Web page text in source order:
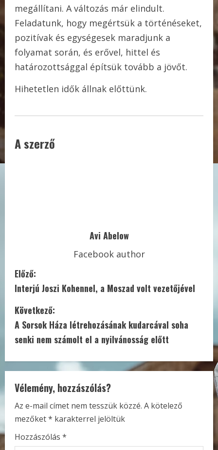
megállítani. A változás már elindult.
Feladatunk, hogy megértsük a történéseket,
pozitívak és egységesek maradjunk a
folyamat során, és erővel, hittel és
határozottsággal építsük tovább a jövőt.
Hihetetlen idők állnak előttünk.
A szerző
Avi Abelow
Facebook author
C
o
n
t
i
n
u
e
R
Előző:
Interjú Joszi Kohennel, a Moszad volt vezetőjével
Következő:
A Sorsok Háza létrehozásának kudarcával soha
senki nem számolt el a nyilvánosság előtt
Vélemény, hozzászólás?
Az e-mail címet nem tesszük közzé. A kötelező
mezőket* karakterrel jelöltük
Hozzászólás *